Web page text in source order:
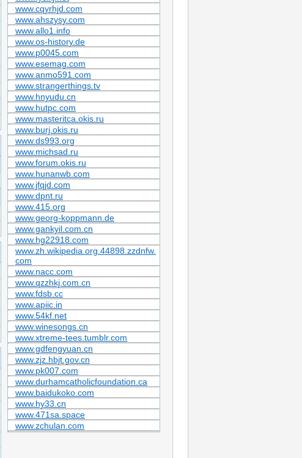
www.cqyrhjd.com
www.ahszysy.com
www.allo1.info
www.os-history.de
www.p0045.com
www.esemag.com
www.anmo591.com
www.strangerthings.tv
www.hnyudu.cn
www.hutpc.com
www.masteritca.okis.ru
www.burj.okis.ru
www.ds993.org
www.michsad.ru
www.forum.okis.ru
www.hunanwb.com
www.jfqjd.com
www.dpnt.ru
www.415.org
www.georg-koppmann.de
www.gankyil.com.cn
www.hg22918.com
www.zh.wikipedia.org.44898.zzdnfw.
com
www.nacc.com
www.qzzhkj.com.cn
www.fdsb.cc
www.apiic.in
www.54kf.net
www.winesongs.cn
www.xtreme-tees.tumblr.com
www.gdfengyuan.cn
www.zjz.hbjt.gov.cn
www.pk007.com
www.durhamcatholicfoundation.ca
www.baidukoko.com
www.hy33.cn
www.471sa.space
www.zchulan.com